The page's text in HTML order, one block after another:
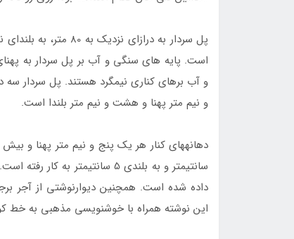
و آب‌ برهای کناری نیم­گرد هستند. پل سردار سه
و نیم متر پهنا و هشت و نیم متر بلندا است.
سانتیمتر و به بلندی 5
این نوشته همراه با خوش­نویسی مذهبی به خط